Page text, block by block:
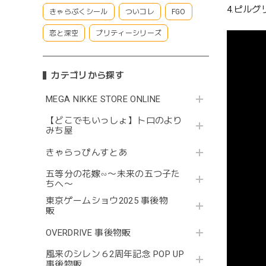
きゃらぷくシール ついコレ FGO
恋と深空 プリティーシリーズ
カテゴリから探す
MEGA NIKKE STORE ONLINE
【どこでもいっしょ】トロのより
みち屋
きゃらっぴんすとあ
五等分の花嫁∽〜未来の五つ子た
ちへ〜
東京ゲームショウ2025 事後物
販
OVERDRIVE 事後物販
風来のシレン６2周年記念 POP UP
4.ピルグ